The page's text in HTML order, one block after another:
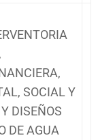
SOCIAL Y
DISEÑOS
DE AGUA